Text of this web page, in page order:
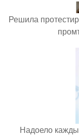
Решила
Надоело